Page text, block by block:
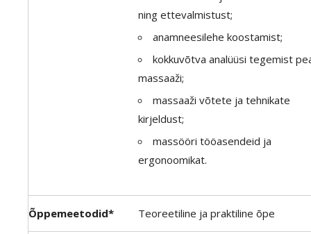
ning ettevalmistust;
anamneesilehe koostamist;
kokkuvõtva analüüsi tegemist
massaaži;
massaaži võtete ja tehnikate
kirjeldust;
massööri tööasendeid ja
ergonoomikat.
Õppemeetodid* Teoreetiline ja praktiline õpe